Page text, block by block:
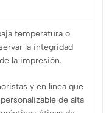
temperatura o
la integridad
la impresión.
y en línea que
de alta